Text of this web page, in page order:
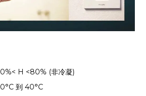
0%< H <80% (非冷凝)
0°C 到 40°C